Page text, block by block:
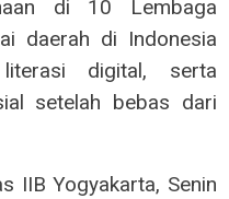
di 10 Lembaga
daerah di Indonesia
literasi digital, serta
setelah bebas dari
IIB Yogyakarta, Senin